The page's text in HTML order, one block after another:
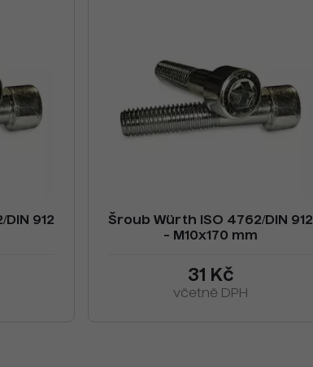
912
Šroub Würth ISO 4762/DIN 912
- M10x170 mm
31 Kč
včetně DPH